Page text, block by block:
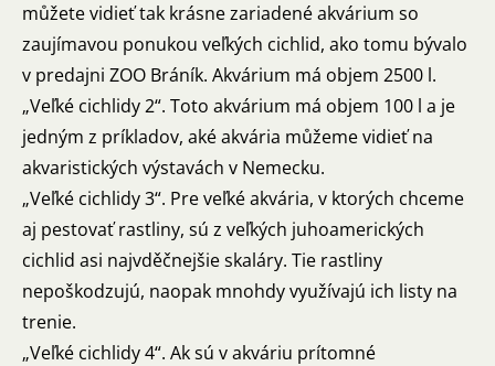
můžete vidieť tak krásne zariadené akvárium so
zaujímavou ponukou veľkých cichlid, ako tomu bývalo
v predajni ZOO Bráník. Akvárium má objem 2500 l.
„Veľké cichlidy 2“. Toto akvárium má objem 100 l a je
jedným z príkladov, aké akvária můžeme vidieť na
akvaristických výstavách v Nemecku.
„Veľké cichlidy 3“. Pre veľké akvária, v ktorých chceme
aj pestovať rastliny, sú z veľkých juhoamerických
cichlid asi najvděčnejšie skaláry. Tie rastliny
nepoškodzujú, naopak mnohdy využívajú ich listy na
trenie.
„Veľké cichlidy 4“. Ak sú v akváriu prítomné